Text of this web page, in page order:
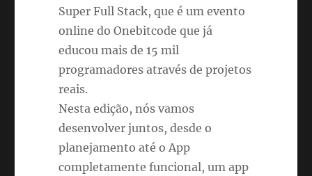
Super Full Stack, que é um evento
online do Onebitcode que já
educou mais de 15 mil
programadores através de projetos
reais.
Nesta edição, nós vamos
desenvolver juntos, desde o
planejamento até o App
completamente funcional, um app